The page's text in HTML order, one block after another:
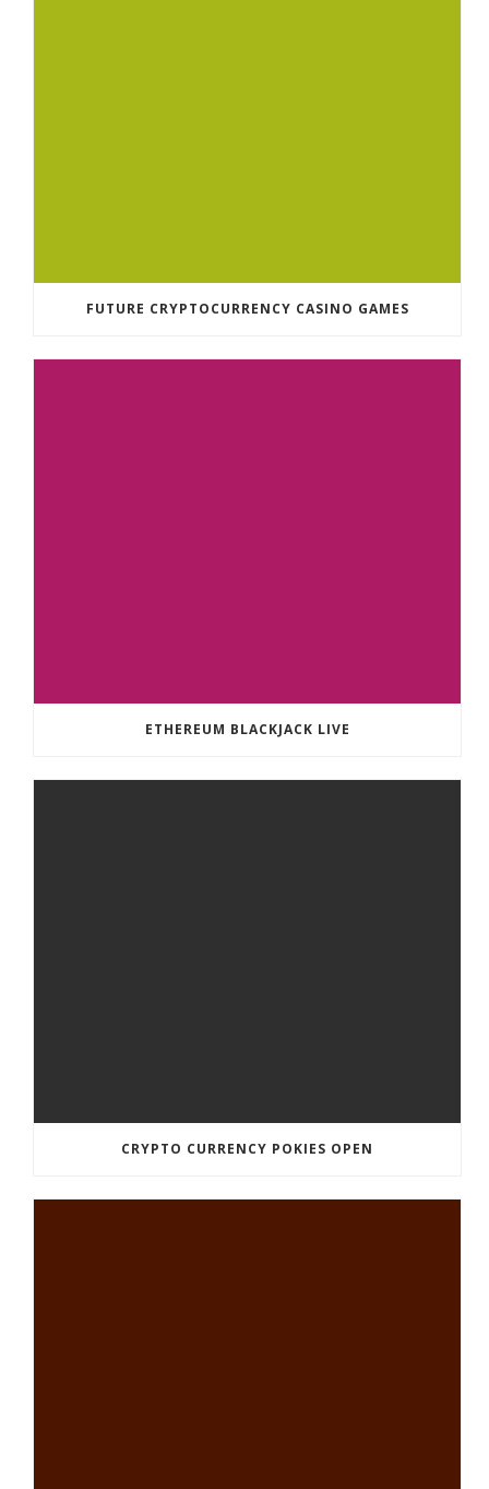
FUTURE CRYPTOCURRENCY CASINO GAMES
ETHEREUM BLACKJACK LIVE
CRYPTO CURRENCY POKIES OPEN